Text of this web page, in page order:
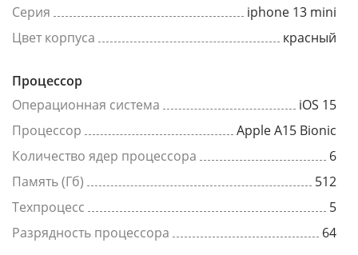
Серия
iphone 13 mini
Цвет корпуса
красный
Процессор
Операционная система
iOS 15
Процессор
Apple A15 Bionic
Количество ядер процессора
6
Память (Гб)
512
Техпроцесс
5
Разрядность процессора
64